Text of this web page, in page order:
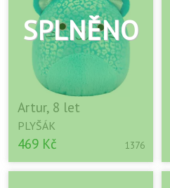
Artur, 8 let
PLYŠÁK
469 Kč 1376